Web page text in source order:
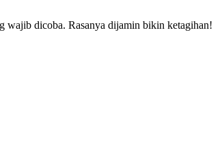
wajib dicoba. Rasanya dijamin bikin ketagihan!